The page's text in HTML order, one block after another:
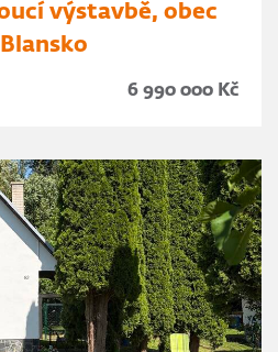
výstavbě, obec
6 990 000 Kč